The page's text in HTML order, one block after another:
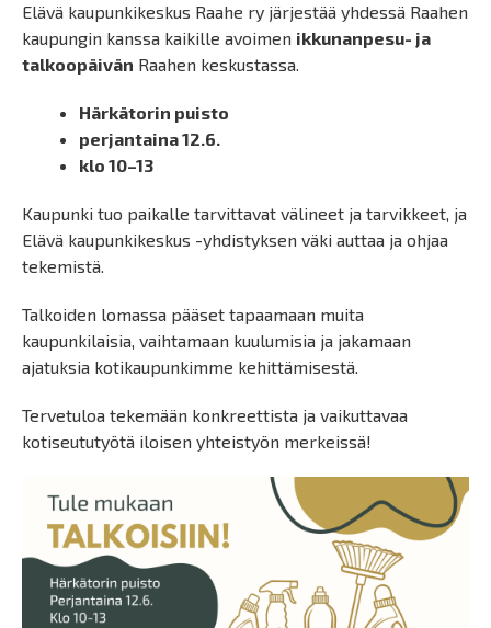
Elävä kaupunkikeskus Raahe ry järjestää yhdessä Raahen
kaupungin kanssa kaikille avoimen ikkunanpesu- ja
talkoopäivän Raahen keskustassa.
Härkätorin puisto
perjantaina 12.6.
klo 10–13
Kaupunki tuo paikalle tarvittavat välineet ja tarvikkeet, ja
Elävä kaupunkikeskus -yhdistyksen väki auttaa ja ohjaa
tekemistä.
Talkoiden lomassa pääset tapaamaan muita
kaupunkilaisia, vaihtamaan kuulumisia ja jakamaan
ajatuksia kotikaupunkimme kehittämisestä.
Tervetuloa tekemään konkreettista ja vaikuttavaa
kotiseututyötä iloisen yhteistyön merkeissä!